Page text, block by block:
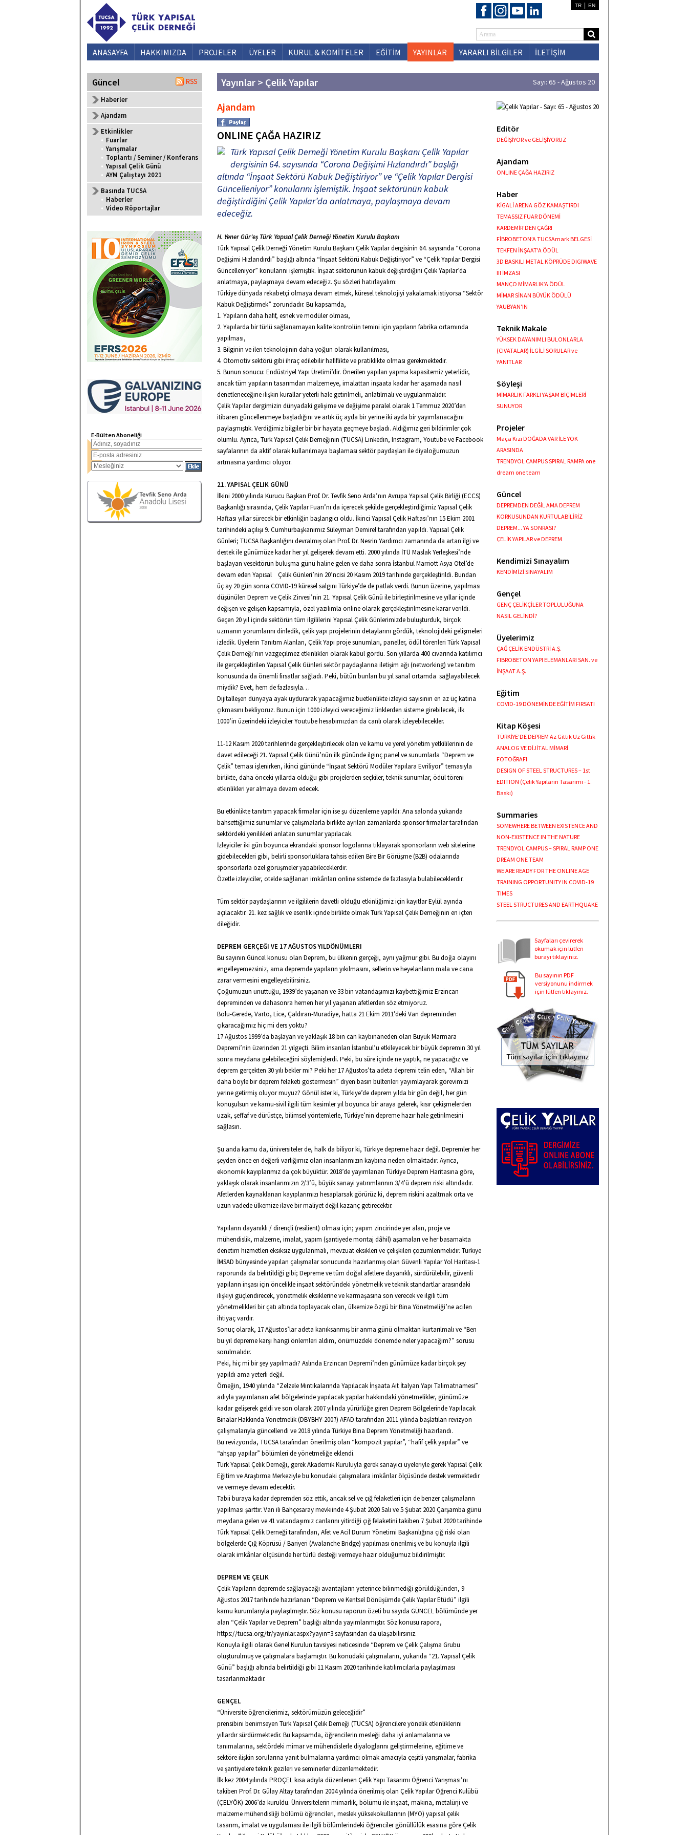
TR EN
ANASAYFA HAKKIMIZDA PROJELER ÜYELER KURUL & KOMİTELER EĞİTİM YAYINLAR YARARLI BİLGİLER İLETİŞİM
Güncel
Haberler
Ajandam
Etkinlikler
• Fuarlar
• Yarışmalar
• Toplantı / Seminer / Konferans
• Yapısal Çelik Günü
• AYM Çalıştayı 2021
Basında TUCSA
• Haberler
• Video Röportajlar
E-Bülten Aboneliği
Yayınlar > Çelik Yapılar Sayı: 65 - Ağustos 20
Ajandam
ONLINE ÇAĞA HAZIRIZ
Türk Yapısal Çelik Derneği Yönetim Kurulu Başkanı Çelik Yapılar
dergisinin 64. sayısında “Corona Değişimi Hızlandırdı” başlığı
altında “İnşaat Sektörü Kabuk Değiştiriyor” ve “Çelik Yapılar Dergisi
Güncelleniyor” konularını işlemiştik. İnşaat sektörünün kabuk
değiştirdiğini Çelik Yapılar’da anlatmaya, paylaşmaya devam
edeceğiz.
H. Yener Gür’eş Türk Yapısal Çelik Derneği Yönetim Kurulu Başkanı
Türk Yapısal Çelik Derneği Yönetim Kurulu Başkanı Çelik Yapılar dergisinin 64. sayısında “Corona
Değişimi Hızlandırdı” başlığı altında “İnşaat Sektörü Kabuk Değiştiriyor” ve “Çelik Yapılar Dergisi
Güncelleniyor” konularını işlemiştik. İnşaat sektörünün kabuk değiştirdiğini Çelik Yapılar’da
anlatmaya, paylaşmaya devam edeceğiz. Şu sözleri hatırlayalım:
Türkiye dünyada rekabetçi olmaya devam etmek, küresel teknolojiyi yakalamak istiyorsa “Sektör
Kabuk Değiştirmek” zorundadır. Bu kapsamda,
1. Yapıların daha hafif, esnek ve modüler olması,
2. Yapılarda bir türlü sağlanamayan kalite kontrolün temini için yapıların fabrika ortamında
yapılması,
3. Bilginin ve ileri teknolojinin daha yoğun olarak kullanılması,
4. Otomotiv sektörü gibi ihraç edilebilir hafiflikte ve pratiklikte olması gerekmektedir.
5. Bunun sonucu: Endüstriyel Yapı Üretimi’dir. Önerilen yapıları yapma kapasitemiz yeterlidir,
ancak tüm yapıların tasarımdan malzemeye, imalattan inşaata kadar her aşamada nasıl
denetleneceğine ilişkin kurallar yeterli hale getirilmeli, anlatılmalı ve uygulanmalıdır.
Çelik Yapılar dergimizin dünyadaki gelişime ve değişime paralel olarak 1 Temmuz 2020’den
itibaren güncellenmeye başladığını ve artık üç ayda bir yerine iki ayda bir yayımlanacağını
paylaşmıştık. Verdiğimiz bilgiler bir bir hayata geçmeye başladı. Aldığımız geri bildirimler çok
olumlu. Ayrıca, Türk Yapısal Çelik Derneğinin (TUCSA) Linkedin, Instagram, Youtube ve Facebook
sayfalarının da aktif olarak kullanılmaya başlaması sektör paydaşları ile diyaloğumuzun
artmasına yardımcı oluyor.
21. YAPISAL ÇELIK GÜNÜ
İlkini 2000 yılında Kurucu Başkan Prof. Dr. Tevfik Seno Arda’nın Avrupa Yapısal Çelik Birliği (ECCS)
Başkanlığı sırasında, Çelik Yapılar Fuarı’nı da içerecek şekilde gerçekleştirdiğimiz Yapısal Çelik
Haftası yıllar sürecek bir etkinliğin başlangıcı oldu. İkinci Yapısal Çelik Haftası’nın 15 Ekim 2001
tarihindeki açılışı 9. Cumhurbaşkanımız Süleyman Demirel tarafından yapıldı. Yapısal Çelik
Günleri; TUCSA Başkanlığını devralmış olan Prof. Dr. Nesrin Yardımcı zamanında da artan ilgi ve
destek ile günümüze kadar her yıl gelişerek devam etti. 2000 yılında İTÜ Maslak Yerleşkesi’nde
başlayan vesektörün buluşma günü haline gelen ve daha sonra İstanbul Marriott Asya Otel’de
devam eden Yapısal Çelik Günleri’nin 20’ncisi 20 Kasım 2019 tarihinde gerçekleştirildi. Bundan
üç ay 20 gün sonra COVID-19 küresel salgını Türkiye’de de patlak verdi. Bunun üzerine, yapılması
düşünülen Deprem ve Çelik Zirvesi’nin 21. Yapısal Çelik Günü ile birleştirilmesine ve yıllar içinde
değişen ve gelişen kapsamıyla, özel yazılımla online olarak gerçekleştirilmesine karar verildi.
Geçen 20 yıl içinde sektörün tüm ilgililerini Yapısal Çelik Günlerimizde buluşturduk, birçok
uzmanın yorumlarını dinledik, çelik yapı projelerinin detaylarını gördük, teknolojideki gelişmeleri
izledik. Üyelerin Tanıtım Alanları, Çelik Yapı proje sunumları, paneller, ödül törenleri Türk Yapısal
Çelik Derneği’nin vazgeçilmez etkinlikleri olarak kabul gördü. Son yıllarda 400 civarında katılımcı
ile gerçekleştirilen Yapısal Çelik Günleri sektör paydaşlarına iletişim ağı (networking) ve tanıtım
konusunda da önemli fırsatlar sağladı. Peki, bütün bunları bu yıl sanal ortamda sağlayabilecek
miydik? Evet, hem de fazlasıyla…
Dijitalleşen dünyaya ayak uydurarak yapacağımız buetkinlikte izleyici sayısının en az üç katına
çıkmasını bekliyoruz. Bunun için 1000 izleyici vereceğimiz linklerden sisteme girebilecek, ilk
1000’in üzerindeki izleyiciler Youtube hesabımızdan da canlı olarak izleyebilecekler.
11-12 Kasım 2020 tarihlerinde gerçekleştirilecek olan ve kamu ve yerel yönetim yetkililerinin de
davet edileceği 21. Yapısal Çelik Günü’nün ilk gününde ilginç panel ve sunumlarla “Deprem ve
Çelik” teması işlenirken, ikinci gününde “İnşaat Sektörü Modüler Yapılara Evriliyor” temasıyla
birlikte, daha önceki yıllarda olduğu gibi projelerden seçkiler, teknik sunumlar, ödül töreni
etkinlikleri yer almaya devam edecek.
Bu etkinlikte tanıtım yapacak firmalar için ise şu düzenleme yapıldı: Ana salonda yukarıda
bahsettiğimiz sunumlar ve çalışmalarla birlikte ayrılan zamanlarda sponsor firmalar tarafından
sektördeki yenilikleri anlatan sunumlar yapılacak.
İzleyiciler iki gün boyunca ekrandaki sponsor logolarına tıklayarak sponsorların web sitelerine
gidebilecekleri gibi, belirli sponsorluklara tahsis edilen Bire Bir Görüşme (B2B) odalarında
sponsorlarla özel görüşmeler yapabileceklerdir.
Özetle izleyiciler, otelde sağlanan imkânları online sistemde de fazlasıyla bulabileceklerdir.
Tüm sektör paydaşlarının ve ilgililerin davetli olduğu etkinliğimiz için kayıtlar Eylül ayında
açılacaktır. 21. kez sağlık ve esenlik içinde birlikte olmak Türk Yapısal Çelik Derneğinin en içten
dileğidir.
DEPREM GERÇEĞI VE 17 AĞUSTOS YILDÖNÜMLERI
Bu sayının Güncel konusu olan Deprem, bu ülkenin gerçeği, aynı yağmur gibi. Bu doğa olayını
engelleyemezsiniz, ama depremde yapıların yıkılmasını, sellerin ve heyelanların mala ve cana
zarar vermesini engelleyebilirsiniz.
Çoğumuzun unuttuğu, 1939’de yaşanan ve 33 bin vatandaşımızı kaybettiğimiz Erzincan
depreminden ve dahasonra hemen her yıl yaşanan afetlerden söz etmiyoruz.
Bolu-Gerede, Varto, Lice, Çaldıran-Muradiye, hatta 21 Ekim 2011’deki Van depreminden
çıkaracağımız hiç mi ders yoktu?
17 Ağustos 1999’da başlayan ve yaklaşık 18 bin can kaybınaneden olan Büyük Marmara
Depremi’nin üzerinden 21 yılgeçti. Bilim insanları İstanbul’u etkileyecek bir büyük depremin 30 yıl
sonra meydana gelebileceğini söylemişlerdi. Peki, bu süre içinde ne yaptık, ne yapacağız ve
deprem gerçekten 30 yılı bekler mi? Peki her 17 Ağustos’ta adeta depremi telin eden, “Allah bir
daha böyle bir deprem felaketi göstermesin” diyen basın bültenleri yayımlayarak görevimizi
yerine getirmiş oluyor muyuz? Gönül ister ki, Türkiye’de deprem yılda bir gün değil, her gün
konuşulsun ve kamu-sivil ilgili tüm kesimler yıl boyunca bir araya gelerek, kısır çekişmelerden
uzak, şeffaf ve dürüstçe, bilimsel yöntemlerle, Türkiye’nin depreme hazır hale getirilmesini
sağlasın.
Şu anda kamu da, üniversiteler de, halk da biliyor ki, Türkiye depreme hazır değil. Depremler her
şeyden önce en değerli varlığımız olan insanlarımızın kaybına neden olmaktadır. Ayrıca,
ekonomik kayıplarımız da çok büyüktür. 2018’de yayımlanan Türkiye Deprem Haritasına göre,
yaklaşık olarak insanlarımızın 2/3’ü, büyük sanayi yatırımlarının 3/4’ü deprem riski altındadır.
Afetlerden kaynaklanan kayıplarımızı hesaplarsak görürüz ki, deprem riskini azaltmak orta ve
uzun vadede ülkemize ilave bir maliyet değil kazanç getirecektir.
Yapıların dayanıklı / dirençli (resilient) olması için; yapım zincirinde yer alan, proje ve
mühendislik, malzeme, imalat, yapım (şantiyede montaj dâhil) aşamaları ve her basamakta
denetim hizmetleri eksiksiz uygulanmalı, mevzuat eksikleri ve çelişkileri çözümlenmelidir. Türkiye
İMSAD bünyesinde yapılan çalışmalar sonucunda hazırlanmış olan Güvenli Yapılar Yol Haritası-1
raporunda da belirtildiği gibi; Depreme ve tüm doğal afetlere dayanıklı, sürdürülebilir, güvenli
yapıların inşası için öncelikle inşaat sektöründeki yönetmelik ve teknik standartlar arasındaki
ilişkiyi güçlendirecek, yönetmelik eksiklerine ve karmaşasına son verecek ve ilgili tüm
yönetmelikleri bir çatı altında toplayacak olan, ülkemize özgü bir Bina Yönetmeliği’ne acilen
ihtiyaç vardır.
Sonuç olarak, 17 Ağustos’lar adeta kanıksanmış bir anma günü olmaktan kurtarılmalı ve “Ben
bu yıl depreme karşı hangi önlemleri aldım, önümüzdeki dönemde neler yapacağım?” sorusu
sorulmalıdır.
Peki, hiç mi bir şey yapılmadı? Aslında Erzincan Depremi’nden günümüze kadar birçok şey
yapıldı ama yeterli değil.
Örneğin, 1940 yılında “Zelzele Mıntıkalarında Yapılacak İnşaata Ait İtalyan Yapı Talimatnamesi”
adıyla yayımlanan afet bölgelerinde yapılacak yapılar hakkındaki yönetmelikler, günümüze
kadar gelişerek geldi ve son olarak 2007 yılında yürürlüğe giren Deprem Bölgelerinde Yapılacak
Binalar Hakkında Yönetmelik (DBYBHY-2007) AFAD tarafından 2011 yılında başlatılan revizyon
çalışmalarıyla güncellendi ve 2018 yılında Türkiye Bina Deprem Yönetmeliği hazırlandı.
Bu revizyonda, TUCSA tarafından önerilmiş olan “kompozit yapılar”, “hafif çelik yapılar” ve
“ahşap yapılar” bölümleri de yönetmeliğe eklendi.
Türk Yapısal Çelik Derneği, gerek Akademik Kuruluyla gerek sanayici üyeleriyle gerek Yapısal Çelik
Eğitim ve Araştırma Merkeziyle bu konudaki çalışmalara imkânlar ölçüsünde destek vermektedir
ve vermeye devam edecektir.
Tabii buraya kadar depremden söz ettik, ancak sel ve çığ felaketleri için de benzer çalışmaların
yapılması şarttır. Van ili Bahçesaray mevkiinde 4 Şubat 2020 Salı ve 5 Şubat 2020 Çarşamba günü
meydana gelen ve 41 vatandaşımız canlarını yitirdiği çığ felaketini takiben 7 Şubat 2020 tarihinde
Türk Yapısal Çelik Derneği tarafından, Afet ve Acil Durum Yönetimi Başkanlığına çığ riski olan
bölgelerde Çığ Köprüsü / Bariyeri (Avalanche Bridge) yapılması önerilmiş ve bu konuyla ilgili
olarak imkânlar ölçüsünde her türlü desteği vermeye hazır olduğumuz bildirilmiştir.
DEPREM VE ÇELIK
Çelik Yapıların depremde sağlayacağı avantajların yeterince bilinmediği görüldüğünden, 9
Ağustos 2017 tarihinde hazırlanan “Deprem ve Kentsel Dönüşümde Çelik Yapılar Etüdü” ilgili
kamu kurumlarıyla paylaşılmıştır. Söz konusu raporun özeti bu sayıda GÜNCEL bölümünde yer
alan “Çelik Yapılar ve Deprem” başlığı altında yayımlanmıştır. Söz konusu rapora,
https://tucsa.org/tr/yayinlar.aspx?yayin=3 sayfasından da ulaşabilirsiniz.
Konuyla ilgili olarak Genel Kurulun tavsiyesi neticesinde “Deprem ve Çelik Çalışma Grubu
oluşturulmuş ve çalışmalara başlamıştır. Bu konudaki çalışmaların, yukarıda “21. Yapısal Çelik
Günü” başlığı altında belirtildiği gibi 11 Kasım 2020 tarihinde katılımcılarla paylaşılması
tasarlanmaktadır.
GENÇEL
“Üniversite öğrencilerimiz, sektörümüzün geleceğidir”
prensibini benimseyen Türk Yapısal Çelik Derneği (TUCSA) öğrencilere yönelik etkinliklerini
yıllardır sürdürmektedir. Bu kapsamda, öğrencilerin mesleği daha iyi anlamalarına ve
tanımalarına, sektördeki mimar ve mühendislerle diyaloglarını geliştirmelerine, eğitime ve
sektöre ilişkin sorularına yanıt bulmalarına yardımcı olmak amacıyla çeşitli yarışmalar, fabrika
ve şantiyelere teknik gezileri ve seminerler düzenlemektedir.
İlk kez 2004 yılında PROÇEL kısa adıyla düzenlenen Çelik Yapı Tasarımı Öğrenci Yarışması’nı
takiben Prof. Dr. Gülay Altay tarafından 2004 yılında önerilmiş olan Çelik Yapılar Öğrenci Kulübü
(ÇELYÖK) 2006’da kuruldu. Üniversitelerin mimarlık, bölümü ile inşaat, makina, metalürji ve
malzeme mühendisliği bölümü öğrencileri, meslek yüksekokullarının (MYO) yapısal çelik
tasarım, imalat ve uygulaması ile ilgili bölümlerindeki öğrenciler gönüllülük esasına göre Çelik
Editör
DEĞİŞİYOR ve GELİŞİYORUZ
Ajandam
ONLINE ÇAĞA HAZIRIZ
Haber
KİGALİ ARENA GÖZ KAMAŞTIRDI
TEMASSIZ FUAR DÖNEMİ
KARDEMİR’DEN ÇAĞRI
FİBROBETON’A TUCSAmark BELGESİ
TEKFEN İNŞAAT'A ÖDÜL
3D BASKILI METAL KÖPRÜDE DIGIWAVE
III İMZASI
MANÇO MİMARLIK’A ÖDÜL
MİMAR SİNAN BÜYÜK ÖDÜLÜ
YAUBYAN'IN
Teknik Makale
YÜKSEK DAYANIMLI BULONLARLA
(CIVATALAR) İLGİLİ SORULAR ve
YANITLAR
Söyleşi
MİMARLIK FARKLI YAŞAM BİÇİMLERİ
SUNUYOR
Projeler
Maça Kızı DOĞADA VAR İLE YOK
ARASINDA
TRENDYOL CAMPUS SPIRAL RAMPA one
dream one team
Güncel
DEPREMDEN DEĞİL AMA DEPREM
KORKUSUNDAN KURTULABİLİRİZ
DEPREM... YA SONRASI?
ÇELİK YAPILAR ve DEPREM
Kendimizi Sınayalım
KENDİMİZİ SINAYALIM
Gençel
GENÇ ÇELİKÇİLER TOPLULUĞUNA
NASIL GELİNDİ?
Üyelerimiz
ÇAĞ ÇELİK ENDÜSTRİ A.Ş.
FIBROBETON YAPI ELEMANLARI SAN. ve
İNŞAAT A.Ş.
Eğitim
COVID-19 DÖNEMİNDE EĞİTİM FIRSATI
Kitap Köşesi
TÜRKİYE’DE DEPREM Az Gittik Uz Gittik
ANALOG VE DİJİTAL MİMARİ
FOTOĞRAFI
DESIGN OF STEEL STRUCTURES – 1st
EDITION (Çelik Yapıların Tasarımı - 1.
Baskı)
Summaries
SOMEWHERE BETWEEN EXISTENCE AND
NON-EXISTENCE IN THE NATURE
TRENDYOL CAMPUS – SPIRAL RAMP ONE
DREAM ONE TEAM
WE ARE READY FOR THE ONLINE AGE
TRAINING OPPORTUNITY IN COVID-19
TIMES
STEEL STRUCTURES AND EARTHQUAKE
Sayfaları çevirerek
okumak için lütfen
burayı tıklayınız.
Bu sayının PDF
versiyonunu indirmek
için lütfen tıklayınız.